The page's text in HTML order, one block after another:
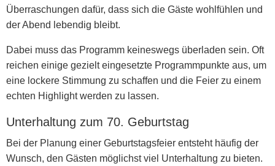
Überraschungen dafür, dass sich die Gäste wohlfühlen und
der Abend lebendig bleibt.
Dabei muss das Programm keineswegs überladen sein. Oft
reichen einige gezielt eingesetzte Programmpunkte aus, um
eine lockere Stimmung zu schaffen und die Feier zu einem
echten Highlight werden zu lassen.
Unterhaltung zum 70. Geburtstag
Bei der Planung einer Geburtstagsfeier entsteht häufig der
Wunsch, den Gästen möglichst viel Unterhaltung zu bieten.